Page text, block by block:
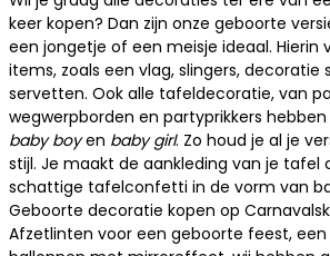
keer kopen? Dan zijn onze geboorte
een jongetje of een meisje ideaal. Hierin
items, zoals een vlag, slingers, decoratie
servetten. Ook alle tafeldecoratie, van
wegwerpborden en partyprikkers hebben
baby boyen baby girl. Zo houd je al je
stijl. Je maakt de aankleding van je
schattige tafelconfetti in de vorm van
Geboorte decoratie kopen op
Afzetlinten voor een geboorte feest,